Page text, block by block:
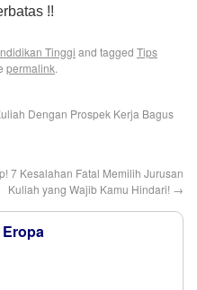
!!
Tinggi and tagged Tips
permalink.
Dengan Prospek Kerja Bagus
7 Kesalahan Fatal Memilih Jurusan
Kuliah yang Wajib Kamu Hindari! →